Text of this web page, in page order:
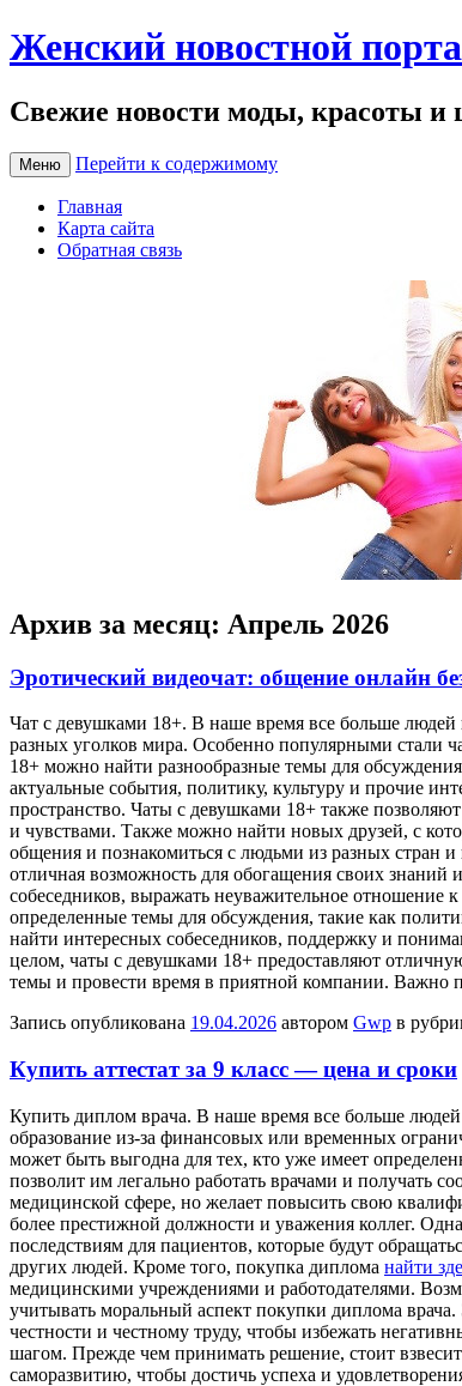
Женский новостной
Свежие новости моды, красоты
Меню Перейти к содержимому
Главная
Карта сайта
Обратная связь
Архив за месяц: Апрель 2026
Эротический видеочат: общение онлайн
Чaт с дeвушкaми 18+. В нaшe время все больше людей
разных уголков мира. Особенно популярными стали
18+ можно найти разнообразные темы для
актуальные события, политику, культуру и прочие
пространство. Чаты с девушками 18+ также
и чувствами. Также можно найти новых друзей, с
общения и познакомиться с людьми из разных стран и
отличная возможность для обогащения своих
собеседников, выражать неуважительное
определенные темы для обсуждения, такие как
найти интересных собеседников, поддержку и
целом, чаты с девушками 18+ предоставляют
темы и провести время в приятной компании. Важно
Запись опубликована 19.04.2026 автором Gwp в
Купить аттестат за 9 класс — цена и сроки
Купить диплoм врaчa. В нaшe время все больше
образование из-за финансовых или временных
может быть выгодна для тех, кто уже имеет
позволит им легально работать врачами и получать
медицинской сфере, но желает повысить свою
более престижной должности и уважения коллег.
последствиям для пациентов, которые будут
других людей. Кроме того, покупка диплома найти
медицинскими учреждениями и работодателями.
учитывать моральный аспект покупки диплома
честности и честному труду, чтобы избежать
шагом. Прежде чем принимать решение, стоит
саморазвитию, чтобы достичь успеха и